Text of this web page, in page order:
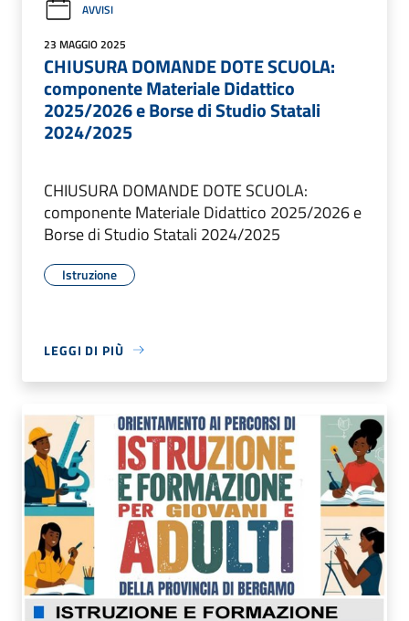
AVVISI
23 MAGGIO 2025
CHIUSURA DOMANDE DOTE SCUOLA:
componente Materiale Didattico
2025/2026 e Borse di Studio Statali
2024/2025
CHIUSURA DOMANDE DOTE SCUOLA:
componente Materiale Didattico 2025/2026 e
Borse di Studio Statali 2024/2025
Istruzione
LEGGI DI PIÙ